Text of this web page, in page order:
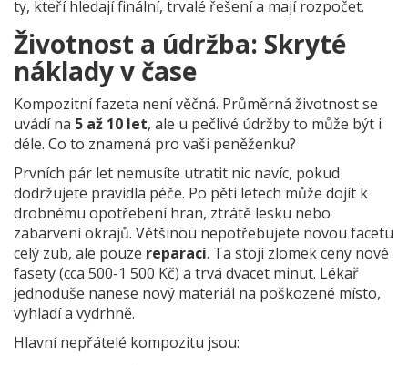
ty, kteří hledají finální, trvalé řešení a mají rozpočet.
Životnost a údržba: Skryté
náklady v čase
Kompozitní fazeta není věčná. Průměrná životnost se
uvádí na 5 až 10 let, ale u pečlivé údržby to může být i
déle. Co to znamená pro vaši peněženku?
Prvních pár let nemusíte utratit nic navíc, pokud
dodržujete pravidla péče. Po pěti letech může dojít k
drobnému opotřebení hran, ztrátě lesku nebo
zabarvení okrajů. Většinou nepotřebujete novou facetu
celý zub, ale pouze reparaci. Ta stojí zlomek ceny nové
fasety (cca 500-1 500 Kč) a trvá dvacet minut. Lékař
jednoduše nanese nový materiál na poškozené místo,
vyhladí a vydrhně.
Hlavní nepřátelé kompozitu jsou: